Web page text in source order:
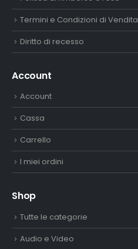
Termini e Condizioni di Vendita
Diritto di recesso
Account
Account
Cassa
Carrello
I miei ordini
Shop
Tutte le categorie
Audio e Video